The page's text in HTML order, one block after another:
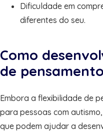
Dificuldade em
diferentes do seu.
Como
de
Embora a flexibilidade de
para pessoas com
que podem ajudar a